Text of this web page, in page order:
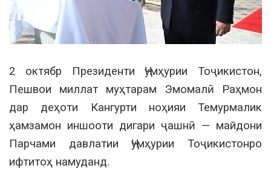
2 октябр Президенти Ҷумҳурии Тоҷикистон,
Пешвои миллат муҳтарам Эмомалӣ Раҳмон
дар деҳоти Кангурти ноҳияи Темурмалик
ҳамзамон иншооти дигари ҷашнӣ — майдони
Парчами давлатии Ҷумҳурии Тоҷикистонро
ифтитоҳ намуданд.